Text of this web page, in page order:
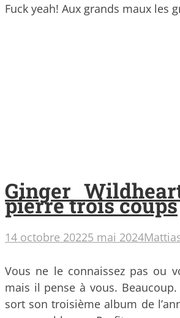
Fuck yeah! Aux grands maux les
Ginger
pierre trois coups
14 octobre 20225 mai 2024
Vous ne le connaissez pas ou
mais il pense à vous.
sort son troisième album de